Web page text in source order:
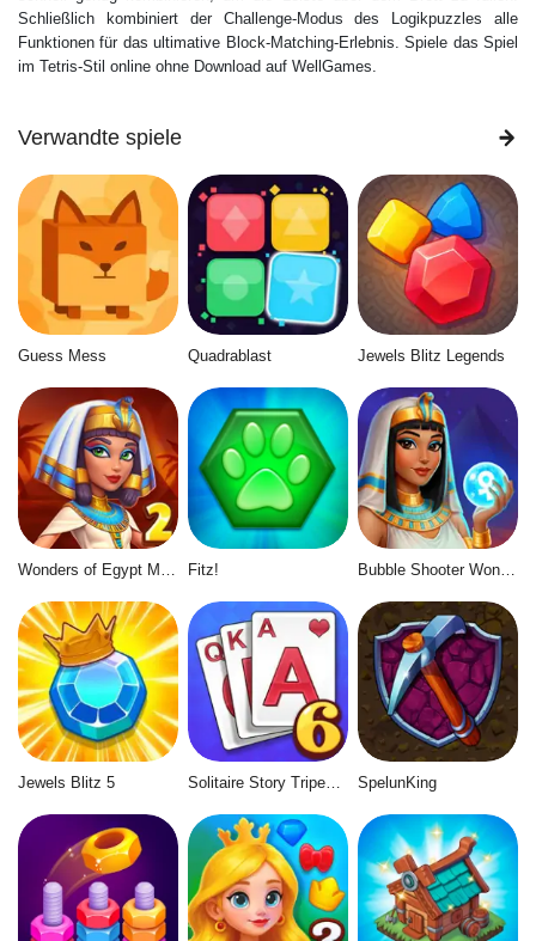
Schließlich kombiniert der Challenge-Modus des Logikpuzzles alle
Funktionen für das ultimative Block-Matching-Erlebnis. Spiele das Spiel
im Tetris-Stil online ohne Download auf WellGames.
Verwandte spiele
Guess Mess Quadrablast Jewels Blitz Legends
Fitz! Bubble Shooter Wonders of Egypt
Jewels Blitz 5 Solitaire Story Tripeaks 6 SpelunKing